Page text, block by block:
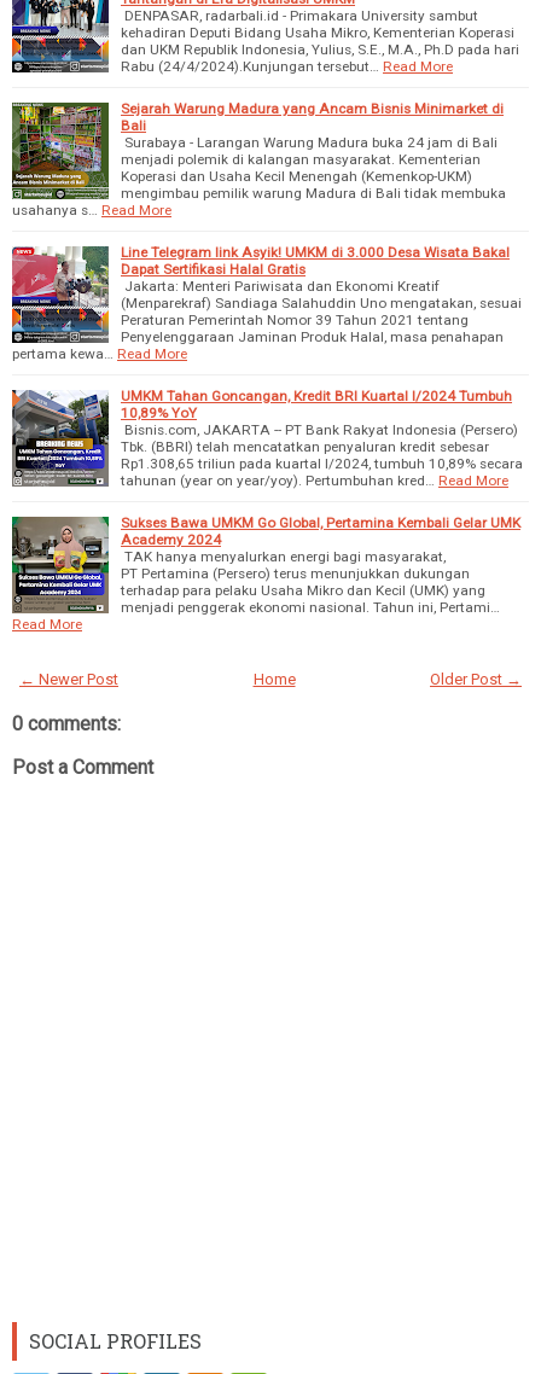
DENPASAR, radarbali.id - Primakara University sambut
kehadiran Deputi Bidang Usaha Mikro, Kementerian Koperasi
dan UKM Republik Indonesia, Yulius, S.E., M.A., Ph.D pada hari
Rabu (24/4/2024).Kunjungan tersebut…
Read More
Sejarah Warung Madura yang Ancam Bisnis Minimarket di
Bali
Surabaya - Larangan Warung Madura buka 24 jam di Bali
menjadi polemik di kalangan masyarakat. Kementerian
Koperasi dan Usaha Kecil Menengah (Kemenkop-UKM)
mengimbau pemilik warung Madura di Bali tidak membuka
usahanya s…
Read More
Line Telegram link Asyik! UMKM di 3.000 Desa Wisata Bakal
Dapat Sertifikasi Halal Gratis
Jakarta: Menteri Pariwisata dan Ekonomi Kreatif
(Menparekraf) Sandiaga Salahuddin Uno mengatakan, sesuai
Peraturan Pemerintah Nomor 39 Tahun 2021 tentang
Penyelenggaraan Jaminan Produk Halal, masa penahapan
pertama kewa…
Read More
UMKM Tahan Goncangan, Kredit BRI Kuartal I/2024 Tumbuh
10,89% YoY
Bisnis.com, JAKARTA -- PT Bank Rakyat Indonesia (Persero)
Tbk. (BBRI) telah mencatatkan penyaluran kredit sebesar
Rp1.308,65 triliun pada kuartal I/2024, tumbuh 10,89% secara
tahunan (year on year/yoy). Pertumbuhan kred…
Read More
Sukses Bawa UMKM Go Global, Pertamina Kembali Gelar UMK
Academy 2024
TAK hanya menyalurkan energi bagi masyarakat,
PT Pertamina (Persero) terus menunjukkan dukungan
terhadap para pelaku Usaha Mikro dan Kecil (UMK) yang
menjadi penggerak ekonomi nasional. Tahun ini, Pertami…
Read More
← Newer Post Older Post →
Home
0 comments:
Post a Comment
SOCIAL PROFILES